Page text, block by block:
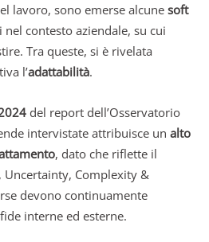
lavoro, sono emerse alcune soft
contesto aziendale, su cui
Tra queste, si è rivelata
l’adattabilità.
del report dell’Osservatorio
intervistate attribuisce un alto
, dato che riflette il
Complexity &
devono continuamente
interne ed esterne.